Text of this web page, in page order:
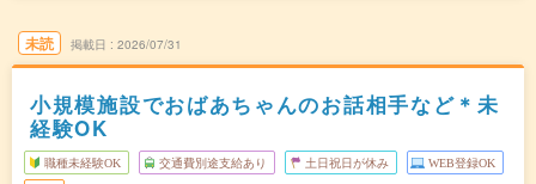
未読 掲載日 2026/07/31
小規模施設でおばあちゃんのお話相手など＊未
経験OK
職種未経験OK 交通費別途支給あり 土日祝日が休み WEB登録OK